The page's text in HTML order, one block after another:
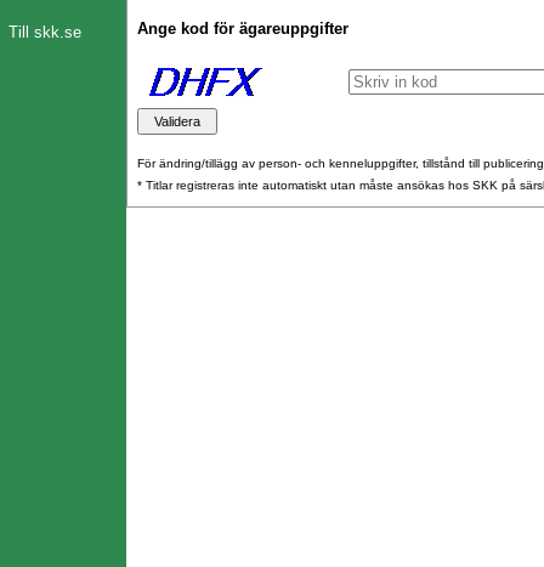
Till skk.se Ange kod för ägareuppgifter
För ändring/tillägg av person- och kenneluppgifter, tillstånd till
* Titlar registreras inte automatiskt utan måste ansökas hos SKK på